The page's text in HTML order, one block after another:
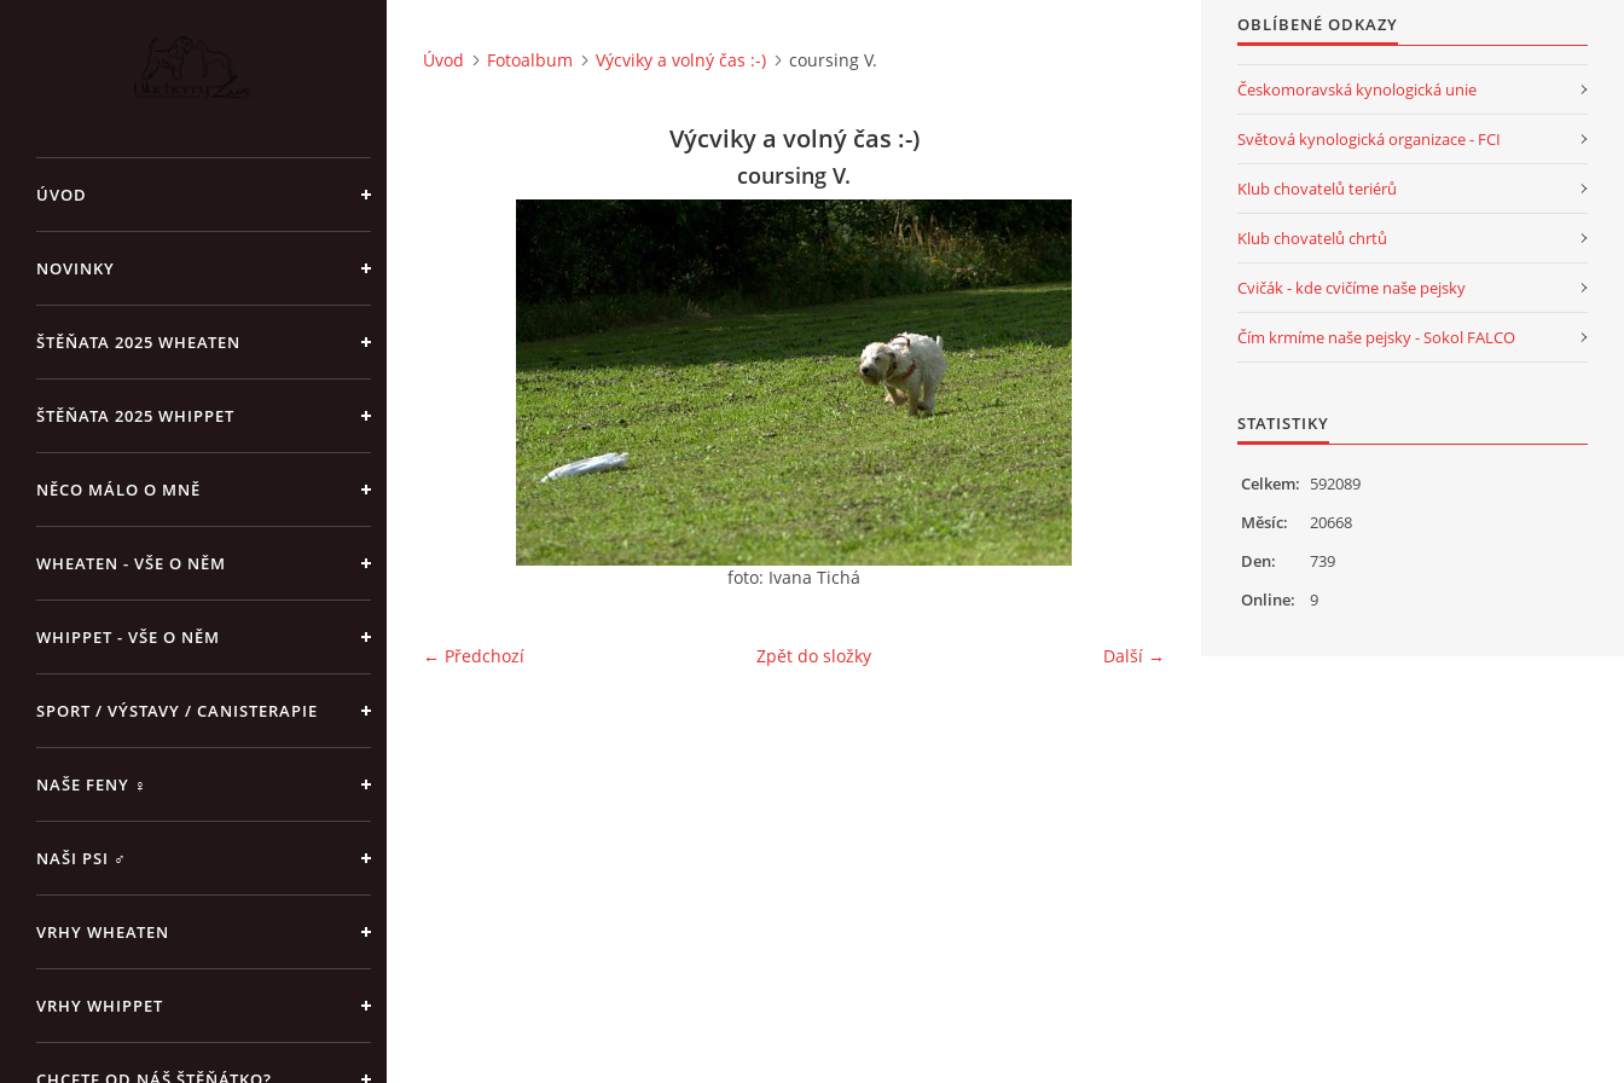
ÚVOD
NOVINKY
ŠTĚŇATA 2025 WHEATEN
ŠTĚŇATA 2025 WHIPPET
NĚCO MÁLO O MNĚ
WHEATEN - VŠE O NĚM
WHIPPET - VŠE O NĚM
SPORT / VÝSTAVY / CANISTERAPIE
NAŠE FENY ♀
NAŠI PSI ♂
VRHY WHEATEN
VRHY WHIPPET
Úvod Fotoalbum Výcviky a volný čas :-) coursing V.
Výcviky a volný čas :-)
coursing V.
foto: Ivana Tichá
← Předchozí Další →
Zpět do složky
OBLÍBENÉ ODKAZY
Českomoravská kynologická unie
Světová kynologická organizace - FCI
Klub chovatelů teriérů
Klub chovatelů chrtů
Cvičák - kde cvičíme naše pejsky
Čím krmíme naše pejsky - Sokol FALCO
STATISTIKY
Online: 9
Celkem: 592089
Měsíc:
20668
Den:
739